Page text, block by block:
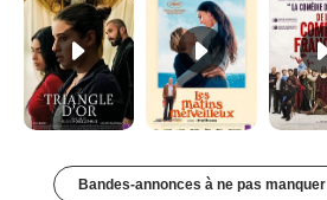
Bandes-annonces à ne pas manquer